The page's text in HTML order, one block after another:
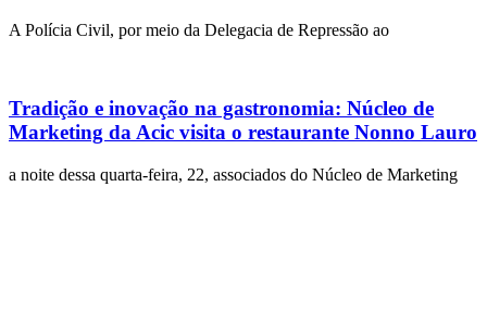
A Polícia Civil, por meio da Delegacia de Repressão ao
Tradição e inovação na gastronomia: Núcleo de
Marketing da Acic visita o restaurante Nonno Lauro
a noite dessa quarta-feira, 22, associados do Núcleo de Marketing